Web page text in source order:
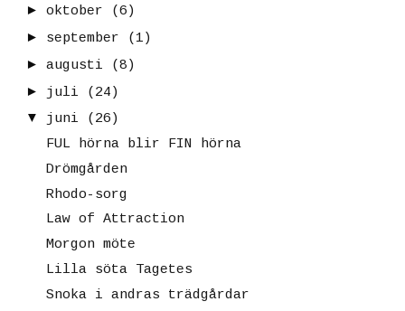
► oktober
(6)
► september
(1)
► augusti
(8)
► juli
(24)
▼
juni
(26)
FUL hörna blir FIN hörna
Drömgården
Rhodo-sorg
Law of Attraction
Morgon möte
Lilla söta Tagetes
Snoka i andras trädgårdar